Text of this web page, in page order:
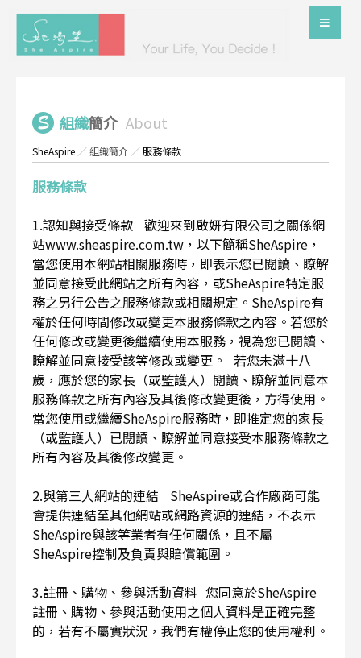
組織簡介 About
SheAspire ／組織簡介 ／服務條款
服務條款
1.認知與接受條款 歡迎來到啟妍有限公司之關係網
站www.sheaspire.com.tw，以下簡稱SheAspire，
當您使用本網站相關服務時，即表示您已閱讀、瞭解
並同意接受此網站之所有內容，或SheAspire特定服
務之另行公告之服務條款或相關規定。SheAspire有
權於任何時間修改或變更本服務條款之內容。若您於
任何修改或變更後繼續使用本服務，視為您已閱讀、
瞭解並同意接受該等修改或變更。 若您未滿十八
歲，應於您的家長（或監護人）閱讀、瞭解並同意本
服務條款之所有內容及其後修改變更後，方得使用。
當您使用或繼續SheAspire服務時，即推定您的家長
（或監護人）已閱讀、瞭解並同意接受本服務條款之
所有內容及其後修改變更。
2.與第三人網站的連結 SheAspire或合作廠商可能
會提供連結至其他網站或網路資源的連結，不表示
SheAspire與該等業者有任何關係，且不屬
SheAspire控制及負責與賠償範圍。
3.註冊、購物、參與活動資料 您同意於SheAspire
註冊、購物、參與活動使用之個人資料是正確完整
的，若有不屬實狀況，我們有權停止您的使用權利。